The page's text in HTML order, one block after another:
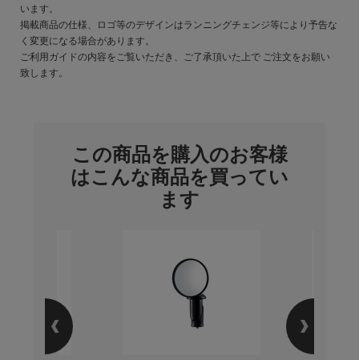
います。
掲載商品の仕様、ロゴ等のデザインはランニングチェンジ等により予告な
く変更になる場合があります。
ご利用ガイドの内容をご覧いただき、ご了承頂いた上で ご注文をお願い
致します。
この商品を購入のお客様
はこんな商品を買ってい
ます